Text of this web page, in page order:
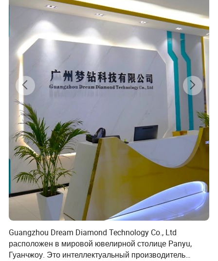
Guangzhou Dream Diamond Technology Co., Ltd
расположен в мировой ювелирной столице Panyu,
Гуанчжоу. Это интеллектуальный производитель